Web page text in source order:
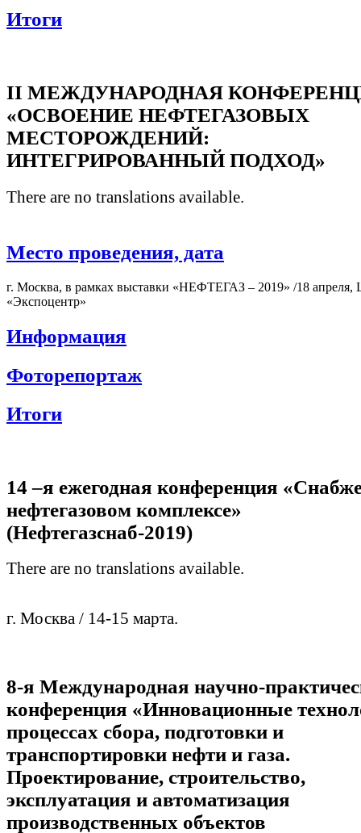
Итоги
II МЕЖДУНАРОДНАЯ
«ОСВОЕНИЕ НЕФТЕГАЗОВЫХ
МЕСТОРОЖДЕНИЙ:
ИНТЕГРИРОВАННЫЙ ПОДХОД»
There are no translations available.
Место проведения, дата
г. Москва, в рамках выставки «НЕФТЕГАЗ – 2019» /18
«Экспоцентр»
Информация
Фоторепортаж
Итоги
14 –я ежегодная конференция
нефтегазовом комплексе»
(Нефтегазснаб-2019)
There are no translations available.
г. Москва / 14-15 марта.
8-я Международная научно-
конференция «Инновационные
процессах сбора, подготовки и
транспортировки нефти и газа.
Проектирование, строительство,
эксплуатация и автоматизация
производственных объектов